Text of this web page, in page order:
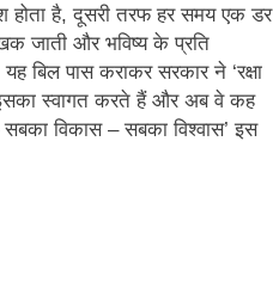
होता है, दूसरी तरफ हर समय एक डर
जाती और भविष्य के प्रति
बिल पास कराकर सरकार ने ‘रक्षा
इसका स्वागत करते हैं और अब वे कह
सबका विकास – सबका विश्वास’ इस